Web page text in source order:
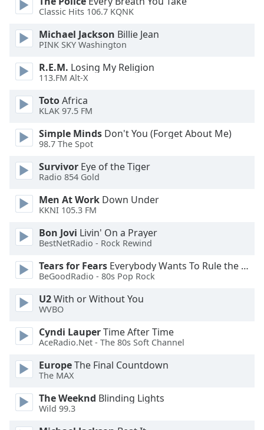
dialog
window.
Escape
cancel
and
close
Text
Color
Opacity
Text
Background
Caption
Area
Color
Opacity
Classic Hits 106.7 KQNK
Michael Jackson Billie Jean
PINK SKY Washington
R.E.M. Losing My Religion
113.FM Alt-X
TotoAfrica
KLAK 97.5 FM
Simple Minds Don't You (Forget About Me)
98.7 The Spot
Survivor Eye of the Tiger
Radio 854 Gold
Men At Work Down Under
KKNI 105.3 FM
Bon Jovi Livin' On a Prayer
BestNetRadio - Rock Rewind
Tears for Fears Everybody Wants To Rule the World
BeGoodRadio - 80s Pop Rock
U2With or Without You
WVBO
Cyndi LauperTime After Time
AceRadio.Net - The 80s Soft Channel
EuropeThe Final Countdown
The MAX
The Weeknd Blinding Lights
Wild 99.3